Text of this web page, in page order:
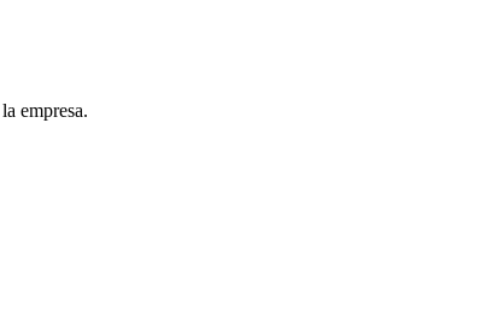
empresa.